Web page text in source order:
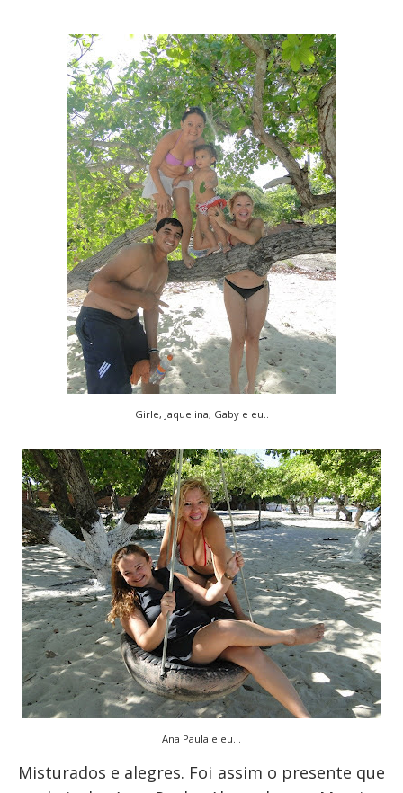
Girle, Jaquelina, Gaby e eu..
Ana Paula e eu...
Misturados e alegres. Foi assim o presente que